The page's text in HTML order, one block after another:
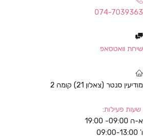
074-7039363
שיחת וואטסאפ
מודיעין סנטר (צאלון 21) קומה 2
שעות פעילות:
א-ה 09:00- 19:00
ו' 09:00-13:00